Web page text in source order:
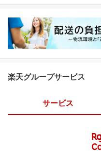
楽天グループサービス
サービス